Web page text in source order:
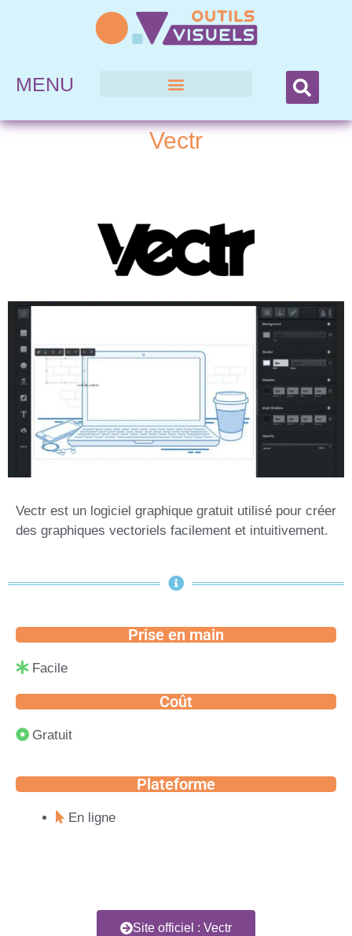
MENU
Vectr
Vectr est un logiciel graphique gratuit utilisé pour créer
des graphiques vectoriels facilement et intuitivement.
Prise en main
Facile
Coût
Gratuit
Plateforme
En ligne
Site officiel : Vectr